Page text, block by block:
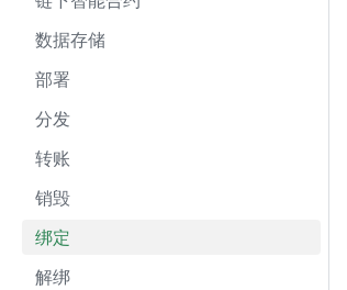
数据存储
部署
分发
转账
销毁
绑定
解绑